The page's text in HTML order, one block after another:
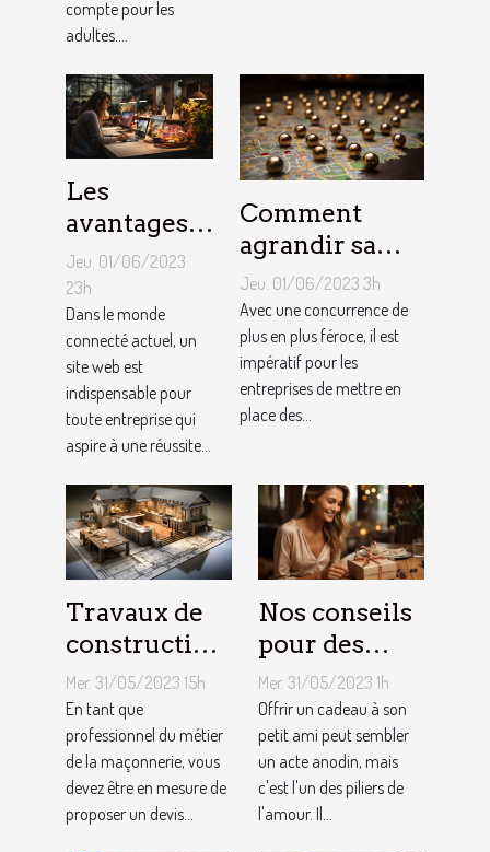
compte pour les
adultes....
Les
avantages
de faire
appel à un
spécialiste
de
conception
de site web
Jeu. 01/06/2023
23h
Dans le monde
connecté actuel, un
site web est
indispensable pour
toute entreprise qui
aspire à une réussite...
Comment
agrandir sa
notoriété
locale et
fidéliser sa
clientèle grâce
aux outils du
référencement
Jeu. 01/06/2023 3h
Avec une concurrence de
plus en plus féroce, il est
impératif pour les
entreprises de mettre en
place des...
Travaux de
construction
d’une maison
: Comment
établir le
devis avec un
artisan
maçon ?
Mer. 31/05/2023 15h
En tant que
professionnel du métier
de la maçonnerie, vous
devez être en mesure de
proposer un devis...
Nos conseils
pour des
cadeaux
idéaux et
originaux
pour votre
petit ami
Mer. 31/05/2023 1h
Offrir un cadeau à son
petit ami peut sembler
un acte anodin, mais
c'est l'un des piliers de
l'amour. Il...